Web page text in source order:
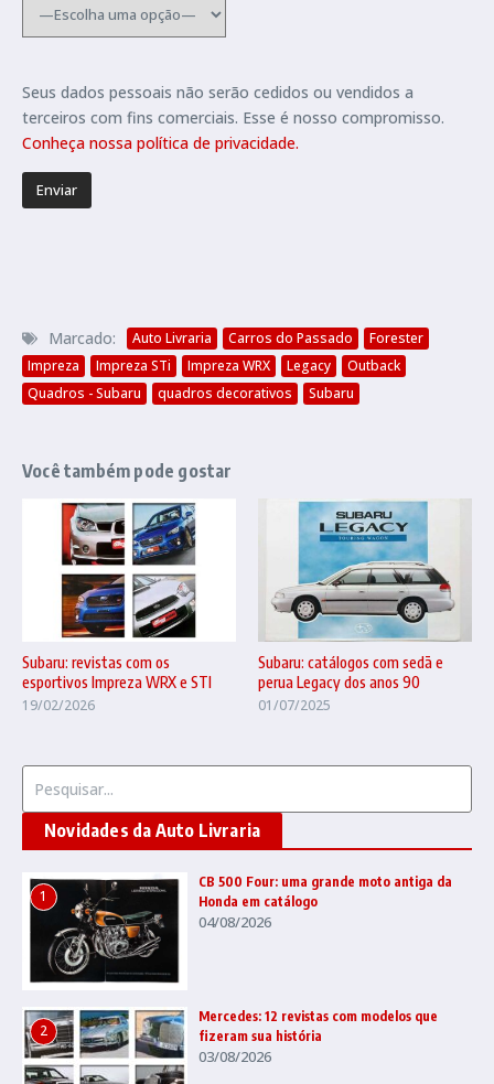
Seus dados pessoais não serão cedidos ou vendidos a
terceiros com fins comerciais. Esse é nosso compromisso.
Conheça nossa política de privacidade.
Marcado: Auto Livraria Carros do Passado
Forester
Impreza
Impreza STi Impreza WRX Legacy
Outback
Quadros - Subaru
quadros decorativos Subaru
Você também pode gostar
Subaru: revistas com os
esportivos Impreza WRX e STI
19/02/2026
Subaru: catálogos com sedã e
perua Legacy dos anos 90
01/07/2025
Novidades da Auto Livraria
1
CB 500 Four: uma grande moto antiga da
Honda em catálogo
04/08/2026
2
Mercedes: 12 revistas com modelos que
fizeram sua história
03/08/2026